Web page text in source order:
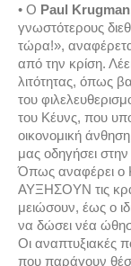
• Ο Paul Krugman
γνωστότερους
τώρα!»,
από την κρίση.
λιτότητας, όπως
του
του Κέυνς, που
οικονομική
μας οδηγήσει
Όπως αναφέρει ο
ΑΥΞΗΣΟΥΝ τις
μειώσουν, έως ο
να δώσει νέα
Οι αναπτυξιακές
που παράγουν